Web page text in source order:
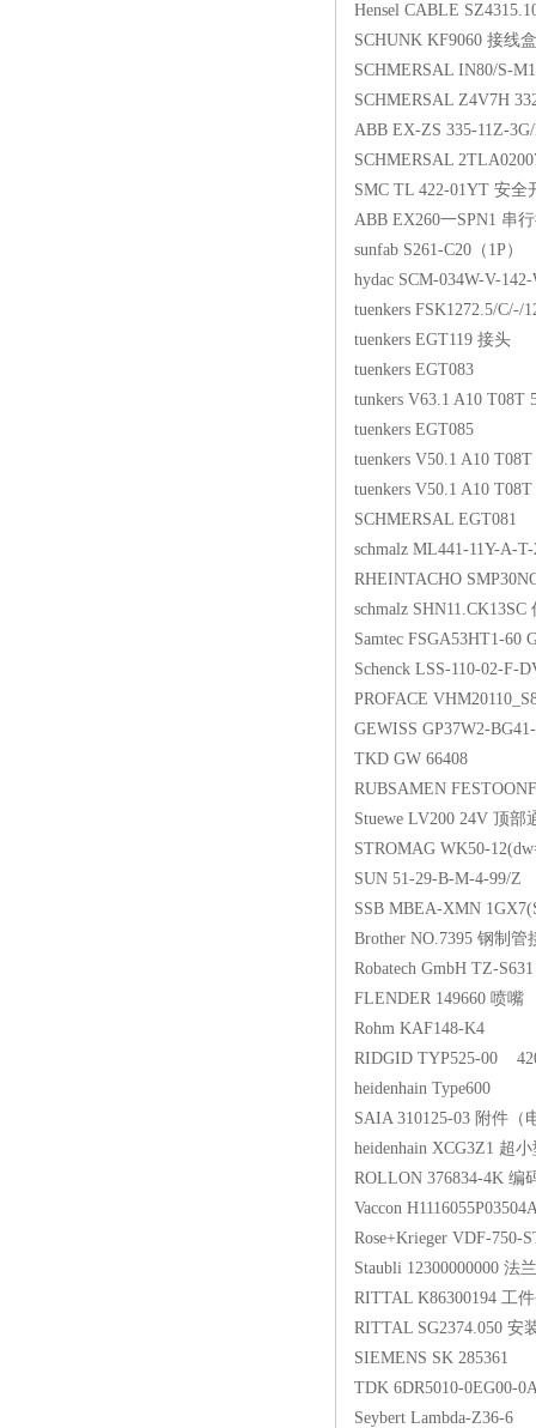
Hensel CABLE
SCHUNK KF9060 接线盒
SCHMERSAL IN80/S-
SCHMERSAL Z4V7H
ABB EX-ZS 335-11Z-
SCHMERSAL
SMC TL 422-01YT 安全
ABB EX260一SPN1 串
sunfab S261-C20（1P）
hydac SCM-034W-V-
tuenkers FSK1272.5/C/-/
tuenkers EGT119 接头
tuenkers EGT083
tunkers V63.1 A10 T08T
tuenkers EGT085
tuenkers V50.1 A10
tuenkers V50.1 A10
SCHMERSAL EGT081
schmalz ML441-11Y-A-
RHEINTACHO
schmalz SHN11.CK13SC
Samtec FSGA53HT1-60
Schenck LSS-110-02-F-
PROFACE
GEWISS GP37W2-
TKD GW 66408
RUBSAMEN
Stuewe LV200 24V 顶部
STROMAG WK50-
SUN 51-29-B-M-4-99/Z
SSB MBEA-XMN
Brother NO.7395 钢制管
Robatech GmbH TZ-
FLENDER 149660 喷嘴
Rohm KAF148-K4
RIDGID TYP525-00
heidenhain Type600
SAIA 310125-03 附件（
heidenhain XCG3Z1 超
ROLLON 376834-4K 编
Vaccon
Rose+Krieger VDF-750-
Staubli 12300000000 法兰
RITTAL K86300194 工
RITTAL SG2374.050 安
SIEMENS SK 285361
TDK 6DR5010-0EG00-
Seybert Lambda-Z36-6